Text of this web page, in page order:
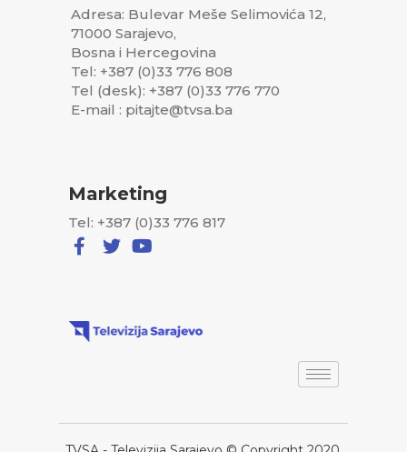
Adresa: Bulevar Meše Selimovića 12,
71000 Sarajevo,
Bosna i Hercegovina
Tel: +387 (0)33 776 808
Tel (desk): +387 (0)33 776 770
E-mail : pitajte@tvsa.ba
Marketing
Tel: +387 (0)33 776 817